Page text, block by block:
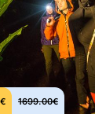
€ 1699.00€